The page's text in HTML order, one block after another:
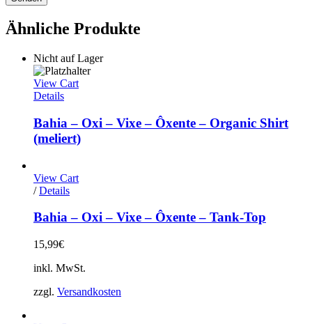
Ähnliche Produkte
Nicht auf Lager
View Cart
Details
Bahia – Oxi – Vixe – Ôxente – Organic Shirt
(meliert)
View Cart
Dieses
weist
Varianten
auf.
Die
können
/ Details
Bahia – Oxi – Vixe – Ôxente – Tank-Top
15,99€
inkl. MwSt.
zzgl. Versandkosten